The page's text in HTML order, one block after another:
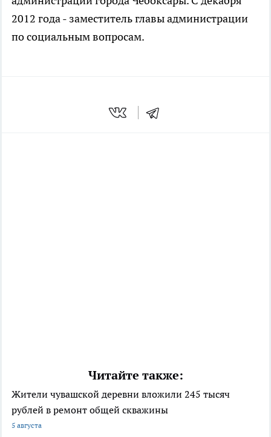
2012 года - заместитель главы администрации
по социальным вопросам.
Читайте также:
Жители чувашской деревни вложили 245 тысяч
рублей в ремонт общей скважины
5 августа